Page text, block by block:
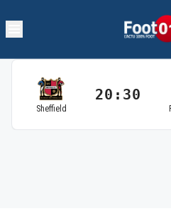
Sheffield
20:30